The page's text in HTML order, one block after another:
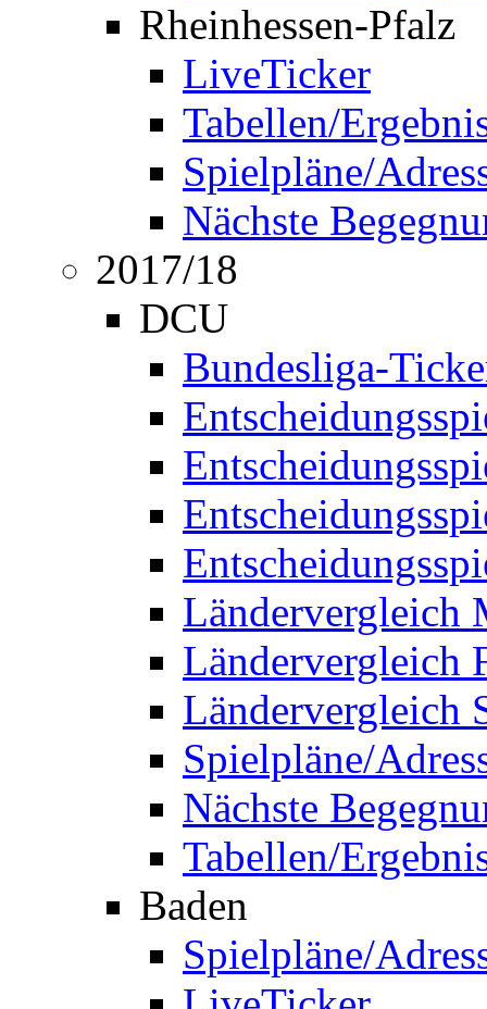
Rheinhessen-Pfalz
LiveTicker
Tabellen/
Spielpläne/
Nächste
2017/18
DCU
Bundesliga-
Ländervergleich
Ländervergleich
Ländervergleich
Spielpläne/
Nächste
Tabellen/
Baden
Spielpläne/